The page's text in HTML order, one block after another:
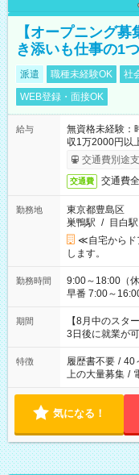
【オープニング
き添いも仕事の1つ
派遣 職種未経験OK 社
WEB登録・面接OK
給与
無資格未経験
収1万2000円以
交通費別途
交通費 交通費
勤務地
東京都豊島区
巣鴨駅 / 目白駅
≪自宅からド
します。
勤務時間
9:00～18:00（休憩60分） ■ご希望があ
早番 7:00～16:00
と休みを合わせ
「できれば残
ね。 ※Wワーク希望の方へ 今ご覧のお仕事で希望する勤務時間
と、もう1つの
合は応募できま
期間
【8月中のスタ
3日後に就業が
特徴 履歴書不要 / 40
上の大量募集 /
気になる！